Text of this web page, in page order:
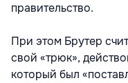
правительство.
При этом Брутер
свой «трюк»,
который был